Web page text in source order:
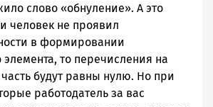
слово «обнуление». А это
человек не проявил
в формировании
элемента, то перечисления на
будут равны нулю. Но при
работодатель за вас